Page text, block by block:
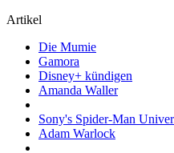
Artikel
Die Mumie
Gamora
Disney+ kündigen
Amanda Waller
Sony's Spider-Man
Adam Warlock